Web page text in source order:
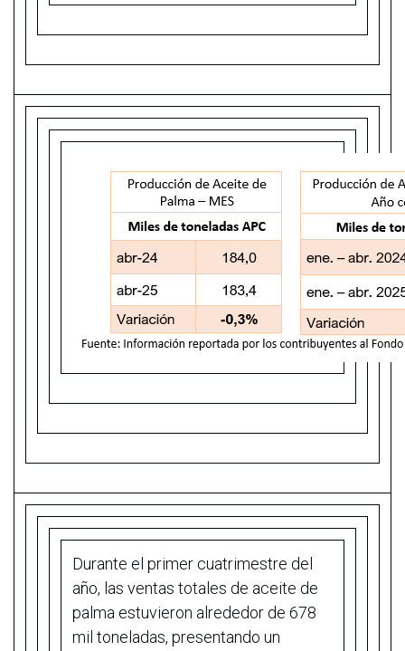
Durante el primer cuatrimestre del
año, las ventas totales de aceite de
palma estuvieron alrededor de 678
mil toneladas, presentando un